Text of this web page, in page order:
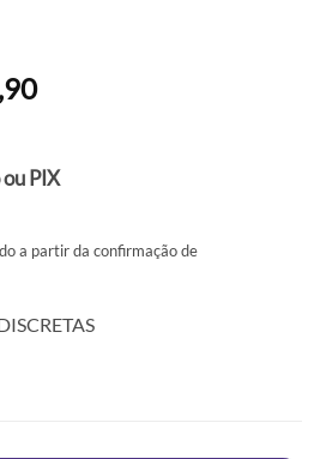
O
é:
PIX
a partir da confirmação de